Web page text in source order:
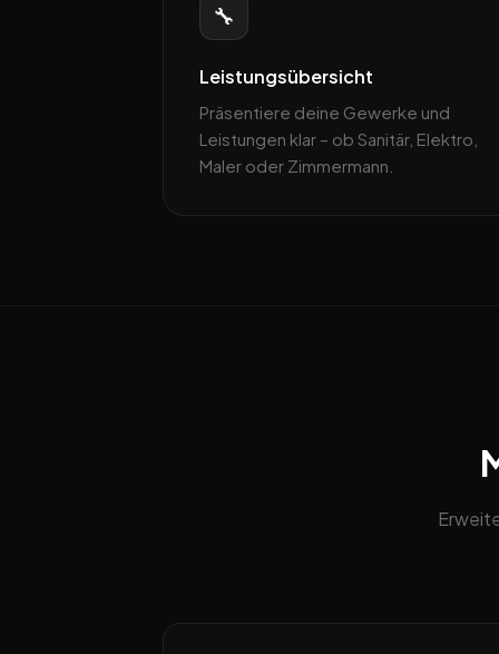
🔧
Leistungsübersicht
Präsentiere deine Gewerke und
Leistungen klar – ob Sanitär, Elektro,
Maler oder Zimmermann.